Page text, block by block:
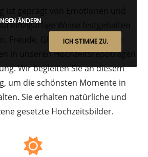
einzigartige Weise festgehalten
Freude, Glück und gespannte
in unseren Hochzeitsrepotragen
Wir begleiten Sie an diesem
um die schönsten Momente in
Sie erhalten natürliche und
gesetzte Hochzeitsbilder.
ÄNDERN
ICH STIMME ZU.